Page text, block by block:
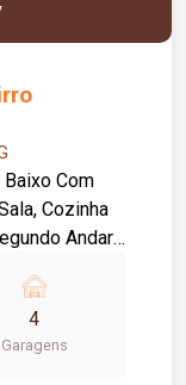
Com
Cozinha
4
Garagens